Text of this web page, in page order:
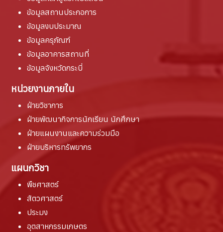
ข้อมูลสถานประกอการ
ข้อมูลงบประมาณ
ข้อมูลครุภัณฑ์
ข้อมูลอาคารสถานที่
ข้อมูลจังหวัดกระบี่
หน่วยงานภายใน
ฝ่ายวิชาการ
ฝ่ายพัฒนากิจการนักเรียน นักศึกษา
ฝ่ายแผนงานและความร่วมมือ
ฝ่ายบริหารทรัพยากร
แผนกวิชา
พืชศาสตร์
สัตวศาสตร์
ประมง
อุตสาหกรรมเกษตร